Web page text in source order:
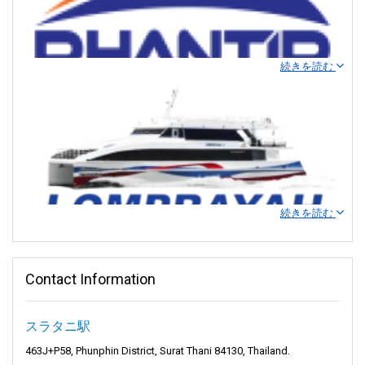
の優れた手段です。
ロムラッキリン高速フェリーは、効率性と安全性を追求した高速
ボートの艦隊を運航しています。これらのフェリーは広々として
素早くスリリングに移動できる方法です。また、運航会社は共有
ミニバンやバスのサービスも提供しています。
提供される航路
に到達することができます。フェリーのチケット予約は
Phuketferry.comを通じて簡単に行え、オフィスに直接行くよりも
便利です。
ファンティップトラベル - 島の冒険があなたを待って
います
ファンティップトラベルと共に素晴らしい旅に出かけましょう。
シームレスなフェリー体験の信頼できるパートナーです。高く評
は魅力的な目的地へあなたをつなげ、旅行の夢を現実にします。
ファンティップトラベルは、フェリー旅行を簡単で信頼できるも
とを保証します。私たちとの旅は驚くべきもので特別なものにな
るでしょう。
続きを読む
楽園へ出航：Lomprayahで高速アドベンチャー！
Lomprayahと共に究極のアイランドホッピング体験へようこそ。
この高速フェリーオペレーターは、タオ島、パンガン島
続きを読む
Contact Information
スラタニ駅
463J+P58, Phunphin District, Surat Thani 84130, Thailand.